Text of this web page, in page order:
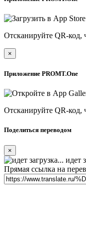
Отсканируйте QR-код,
×
Приложение PROMT.One
Отсканируйте QR-код,
Поделиться переводом
×
идет
Прямая ссылка на